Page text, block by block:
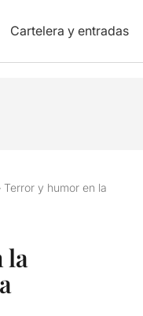
Cartelera y entradas
Terror y humor en la
la